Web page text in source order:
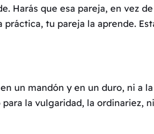
Harás que esa pareja, en vez
tu pareja la aprende.
un mandón y en un duro, ni a
la vulgaridad, la ordinariez,